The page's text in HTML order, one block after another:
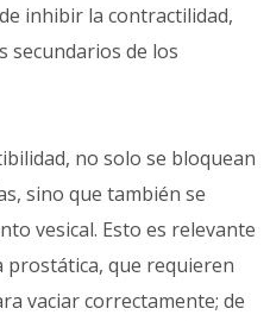
inhibir la contractilidad,
secundarios de los
no solo se bloquean
sino que también se
vesical. Esto es relevante
prostática, que requieren
vaciar correctamente; de